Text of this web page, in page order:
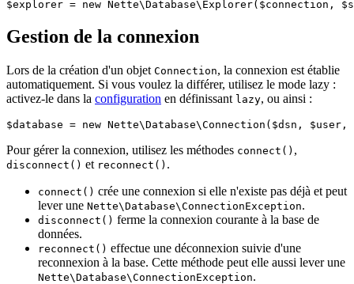
Gestion de la connexion
Lors de la création d'un objet Connection, la connexion est établie
automatiquement. Si vous voulez la différer, utilisez le mode lazy :
activez-le dans la configuration en définissant lazy, ou ainsi :
Pour gérer la connexion, utilisez les méthodes connect() ,
disconnect() et reconnect() .
connect() crée une connexion si elle n'existe pas déjà et peut
lever une Nette\Database\ConnectionException.
disconnect() ferme la connexion courante à la base de
données.
reconnect() effectue une déconnexion suivie d'une
reconnexion à la base. Cette méthode peut elle aussi lever une
Nette\Database\ConnectionException.